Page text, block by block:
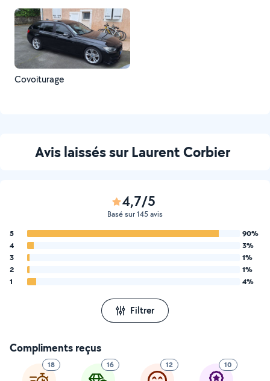
Covoiturage
Avis laissés sur Laurent Corbier
4,7/5
Basé sur 145 avis
5
90%
4
3%
3
1%
2
1%
1
4%
Filtrer
Compliments reçus
18 16 12 10